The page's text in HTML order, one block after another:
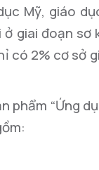
Mỹ, giáo
giai đoạn sơ
có 2% cơ sở
“Ứng